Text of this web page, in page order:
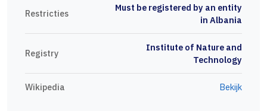
Restricties
Must be registered by an entity
in Albania
Registry
Institute of Nature and
Technology
Wikipedia Bekijk